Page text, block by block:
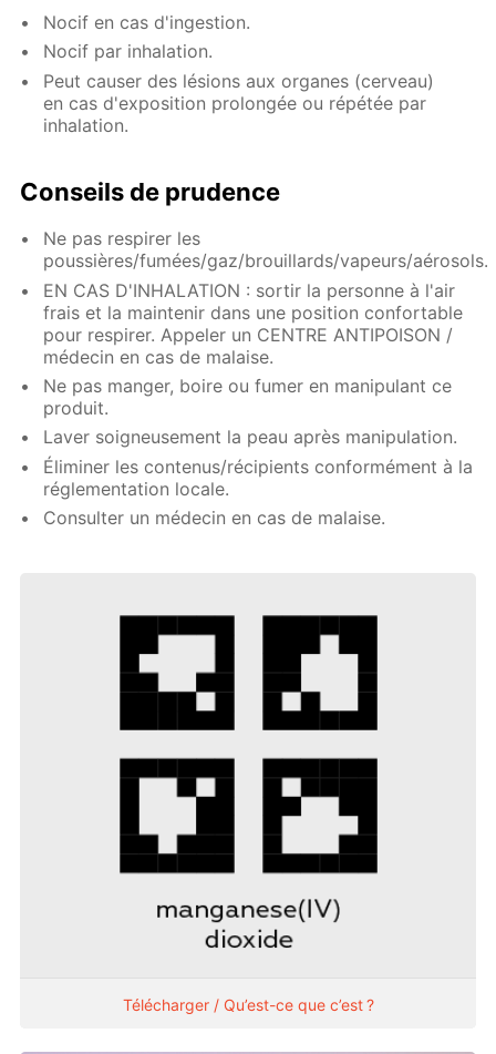
Nocif en cas d'ingestion.
Nocif par inhalation.
Peut causer des lésions aux organes (cerveau)
en cas d'exposition prolongée ou répétée par
inhalation.
Conseils de prudence
Ne pas respirer les
poussières/fumées/gaz/brouillards/vapeurs/aérosols.
EN CAS D'INHALATION : sortir la personne à l'air
frais et la maintenir dans une position confortable
pour respirer. Appeler un CENTRE ANTIPOISON /
médecin en cas de malaise.
Ne pas manger, boire ou fumer en manipulant ce
produit.
Laver soigneusement la peau après manipulation.
Éliminer les contenus/récipients conformément à la
réglementation locale.
Consulter un médecin en cas de malaise.
Télécharger / Qu’est-ce que c’est ?